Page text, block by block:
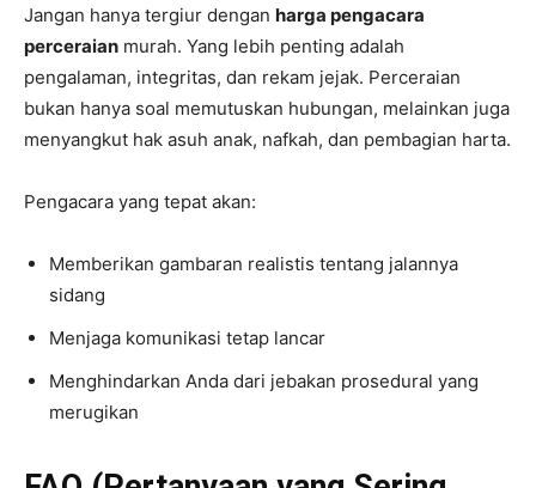
Jangan hanya tergiur dengan harga pengacara
perceraian murah. Yang lebih penting adalah
pengalaman, integritas, dan rekam jejak. Perceraian
bukan hanya soal memutuskan hubungan, melainkan juga
menyangkut hak asuh anak, nafkah, dan pembagian harta.
Pengacara yang tepat akan:
Memberikan gambaran realistis tentang jalannya
sidang
Menjaga komunikasi tetap lancar
Menghindarkan Anda dari jebakan prosedural yang
merugikan